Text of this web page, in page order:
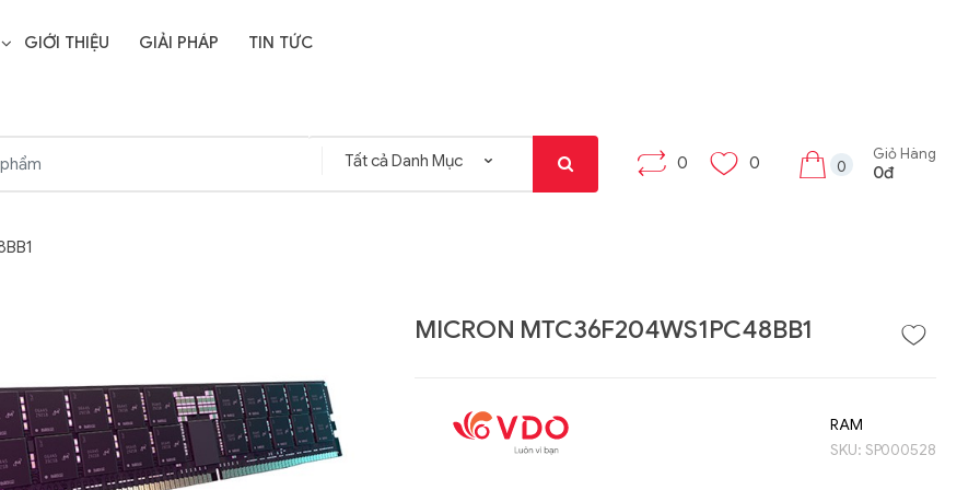
GIỚI THIỆU GIẢI PHÁP
TIN TỨC
0 0 0
Giỏ Hàng
0đ
MICRON MTC36F204WS1PC48BB1
RAM
SKU: SP000528
Storage
64GB -
Liên hệ
GIGABYTE G593-ZD1
(rev. AAX1)
Máy tính bảng Gama
Tab X8
Bộ khung máy trạm
W332-Z00